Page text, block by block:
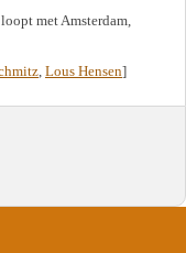
met Amsterdam,
, Lous Hensen]